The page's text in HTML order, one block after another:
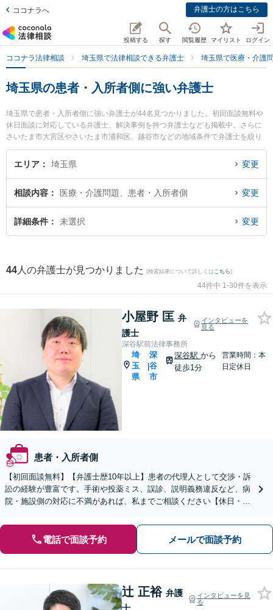
ココナラへ 弁護士の方はこちら
投稿する 探す 閲覧履歴 マイリスト ログイン
ココナラ法律相談 埼玉県で法律相談できる弁護士 埼玉県で医療・介護
埼玉県の患者・入所者側に強い弁護士
埼玉県で患者・入所者側に強い弁護士が44名見つかりました。初回面談無料や
休日面談に対応している弁護士、解決事例を持つ弁護士なども掲載中。さらに
さいたま市大宮区やさいたま市浦和区、越谷市などの地域条件で弁護士を絞り
込めます。医療・介護問題に関係する歯科治療ミスや美容整形のトラブル、産
婦人科の訴訟等の細かな分野での絞り込み検索もでき便利です。特に深谷駅前
護士費用、強みなどが注目されています。『埼玉県で土日や夜間に発生した患
者・入所者側のトラブルを今すぐに弁護士に相談したい』『患者・入所者側の
トラブル解決の実績豊富な近くの弁護士を検索したい』『初回相談無料で患
エリア 埼玉県 変更
相談内容 医療・介護問題、患者・入所者側 変更
詳細条件 未選択 変更
44 人の弁護士が見つかりました (検索結果について詳しくは こちら)
44件中 1-30件を表示
小屋野 匡 弁
護士
インタビューを
見る
深谷駅前法律事務所
埼
玉
県
|
深
谷
市
深谷駅から
徒歩1分
営業時間：本
日定休日
患者・入所者側
【初回面談無料】【弁護士歴10年以上】患者の代理人として交渉・訴
訟の経験が豊富です。手術や投薬ミス、誤診、説明義務違反など、病
院・施設側の対応に不満があれば、私までご相談ください【休日・夜
電話で面談予約 メールで面談予約
辻 正裕 弁護
インタビューを見
る